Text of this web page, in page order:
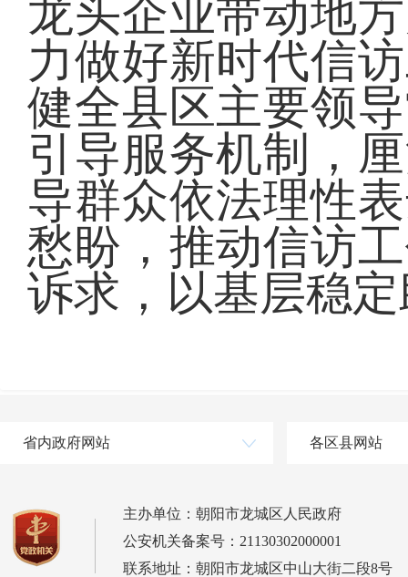
龙头企业带动地
力做好新时代信
健全县区主要领
引导服务机制，
导群众依法理性
愁盼，推动信访
诉求，以基层稳
省内政府网站 各区县网站
主办单位：朝阳市龙城区人民政府
公安机关备案号：21130302000001
联系地址：朝阳市龙城区中山大街二段8号